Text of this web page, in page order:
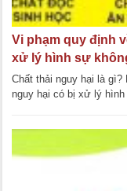
Vi phạm quy định
xử lý hình sự
Chất thải nguy hại là
nguy hại có bị xử lý